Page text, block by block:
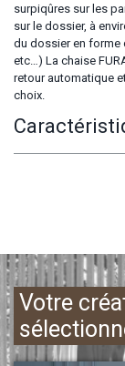
surpiqûres sur les
sur le dossier, à
du dossier en forme
etc…) La chaise
retour automatique
choix.
Votre